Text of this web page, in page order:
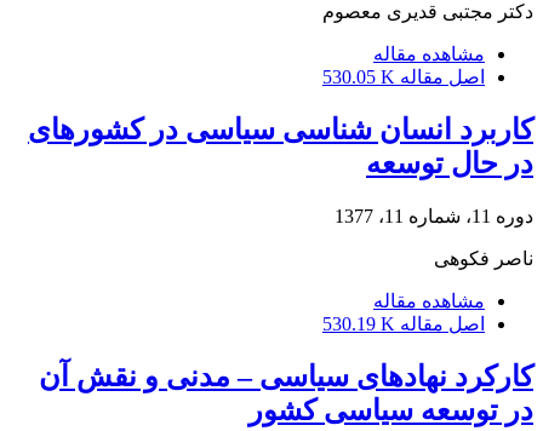
دکتر مجتبی قدیری معصوم
مشاهده مقاله
اصل مقاله 530.05 K
کاربرد انسان شناسی سیاسی در کشورهای
در حال توسعه
دوره 11، شماره 11، 1377
ناصر فکوهی
مشاهده مقاله
اصل مقاله 530.19 K
کارکرد نهادهای سیاسی – مدنی و نقش آن
در توسعه سیاسی کشور